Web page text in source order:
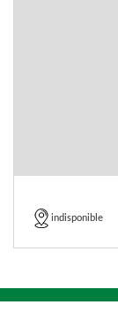
indisponible